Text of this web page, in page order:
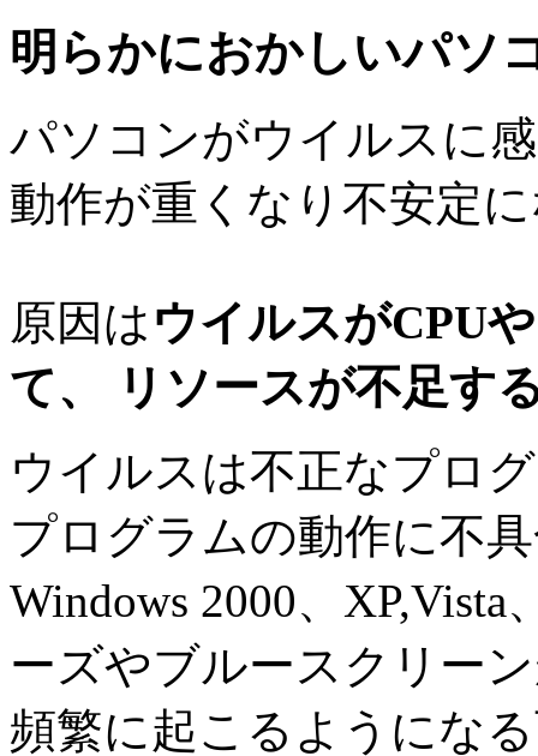
明らかにおかしいパソ
パソコンがウイルスに
動作が重くなり不安定
原因はウイルスがCPU
て、 リソースが不足す
ウイルスは不正なプロ
プログラムの動作に不
Windows 2000、
ーズやブルースクリー
頻繁に起こるようにな